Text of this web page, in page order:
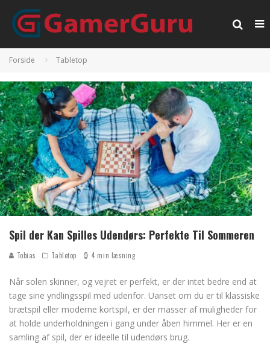
Forside Tabletop
Spil der Kan Spilles Udendørs: Perfekte Til Sommeren
Tobias Tabletop 4 min læsning
Når solen skinner, og vejret er perfekt, er der intet bedre end at
tage sine yndlingsspil med udenfor. Uanset om du er til klassiske
brætspil eller moderne kortspil, er der masser af muligheder for
at holde underholdningen i gang under åben himmel. Her er en
samling af spil, der er ideelle til udendørs brug.